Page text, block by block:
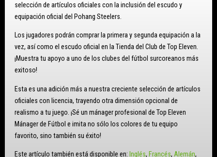
selección de artículos oficiales con la inclusión del escudo y
equipación oficial del Pohang Steelers.
Los jugadores podrán comprar la primera y segunda equipación a la
vez, así como el escudo oficial en la Tienda del Club de Top Eleven.
¡Muestra tu apoyo a uno de los clubes del fútbol surcoreanos más
exitoso!
Esta es una adición más a nuestra creciente selección de artículos
oficiales con licencia, trayendo otra dimensión opcional de
realismo a tu juego. ¡Sé un mánager profesional de Top Eleven
Mánager de Fútbol e imita no sólo los colores de tu equipo
favorito, sino también su éxito!
Este artículo también está disponible en: Inglés Francés Alemán